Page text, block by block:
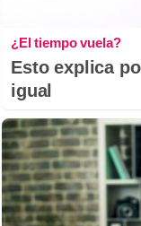
¿El tiempo vuela?
Esto explica
igual